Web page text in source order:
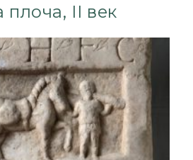
II век